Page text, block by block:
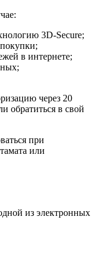
3D-Secure;
в интернете;
через 20
обратиться в свой
при
или
из электронных